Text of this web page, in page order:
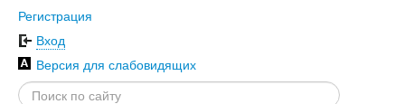
Регистрация
Вход
Версия для слабовидящих